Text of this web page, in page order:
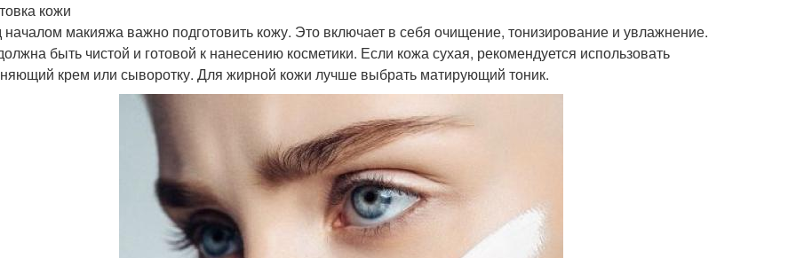
кожи
макияжа важно подготовить кожу. Это включает в себя очищение, тонизирование и увлажнение.
быть чистой и готовой к нанесению косметики. Если кожа сухая, рекомендуется использовать
крем или сыворотку. Для жирной кожи лучше выбрать матирующий тоник.